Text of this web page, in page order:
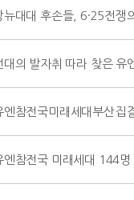
뉴대대 후손들, 6·25전쟁
대의 발자취 따라 찾은 유
엔참전국미래세대부산집
엔참전국 미래세대 144